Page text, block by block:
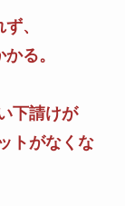
、
る。
下請けが
トがなくな